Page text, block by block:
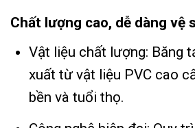
Chất lượng cao, dễ dàng vệ
Vật liệu chất lượng: Băng
xuất từ vật liệu PVC cao
bền và tuổi thọ.